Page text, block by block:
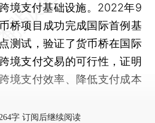
境支付基础设施。2022年9
桥项目成功完成国际首例基
测试，验证了货币桥在国际
境支付交易的可行性，证明
境支付效率、降低支付成本
字 订阅后继续阅读